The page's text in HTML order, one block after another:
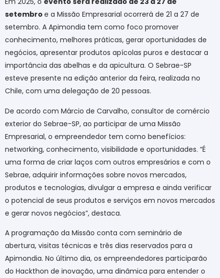
setembro e a Missão Empresarial ocorrerá de 21 a 27 de
setembro. A Apimondia tem como foco promover
conhecimento, melhores práticas, gerar oportunidades de
negócios, apresentar produtos apícolas puros e destacar a
importância das abelhas e da apicultura. O Sebrae-SP
esteve presente na edição anterior da feira, realizada no
Chile, com uma delegação de 20 pessoas.
De acordo com Márcio de Carvalho, consultor de comércio
exterior do Sebrae-SP, ao participar de uma Missão
Empresarial, o empreendedor tem como benefícios:
networking, conhecimento, visibilidade e oportunidades. “É
uma forma de criar laços com outros empresários e com o
Sebrae, adquirir informações sobre novos mercados,
produtos e tecnologias, divulgar a empresa e ainda verificar
o potencial de seus produtos e serviços em novos mercados
e gerar novos negócios”, destaca.
A programação da Missão conta com seminário de
abertura, visitas técnicas e três dias reservados para a
Apimondia. No último dia, os empreendedores participarão
do Hackthon de inovação, uma dinâmica para entender o